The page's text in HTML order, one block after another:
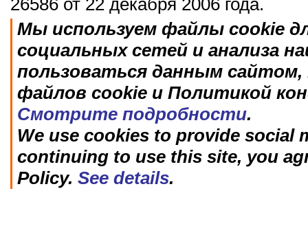
26586 от 22 декабря 2006 года.
Мы используем файлы cookie
социальных сетей и анализа
пользоваться данным
файлов cookie и Политикой
Смотрите подробности.
We use cookies to provide social
continuing to use this site, you
Policy. See details.